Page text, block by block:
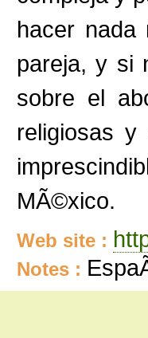
hacer nada
pareja, y si
sobre el
religiosas
MÃ©xico.
Web site :
Notes :